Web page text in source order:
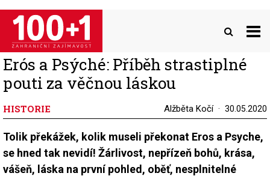
Přejít
hlavnímu
obsahu
Erós a Psýché: Příběh strastiplné
pouti za věčnou láskou
HISTORIE Alžběta Kočí 30.05.2020
Tolik překážek, kolik museli překonat Eros a Psyche,
se hned tak nevidí! Žárlivost, nepřízeň bohů, krása,
vášeň, láska na první pohled, oběť, nesplnitelné